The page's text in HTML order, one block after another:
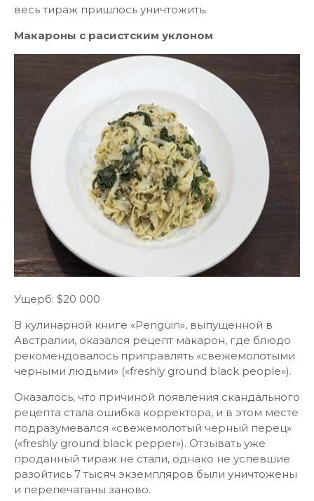
весь тираж пришлось уничтожить.
Макароны с расистским уклоном
Ущерб: $20 000
В кулинарной книге «Penguin», выпущенной в
Австралии, оказался рецепт макарон, где блюдо
рекомендовалось приправлять «свежемолотыми
черными людьми» («freshly ground black people»).
Оказалось, что причиной появления скандального
рецепта стала ошибка корректора, и в этом месте
подразумевался «свежемолотый черный перец»
(«freshly ground black pepper»). Отзывать уже
проданный тираж не стали, однако не успевшие
разойтись 7 тысяч экземпляров были уничтожены
и перепечатаны заново.